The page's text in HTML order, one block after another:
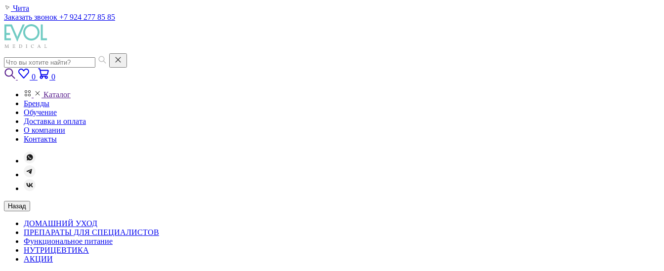
Чита
Заказать звонок +7 924 277 85 85
0 0
Каталог
Бренды
Обучение
Доставка и оплата
О компании
Контакты
Назад
ДОМАШНИЙ УХОД
ПРЕПАРАТЫ ДЛЯ СПЕЦИАЛИСТОВ
Функциональное питание
НУТРИЦЕВТИКА
АКЦИИ